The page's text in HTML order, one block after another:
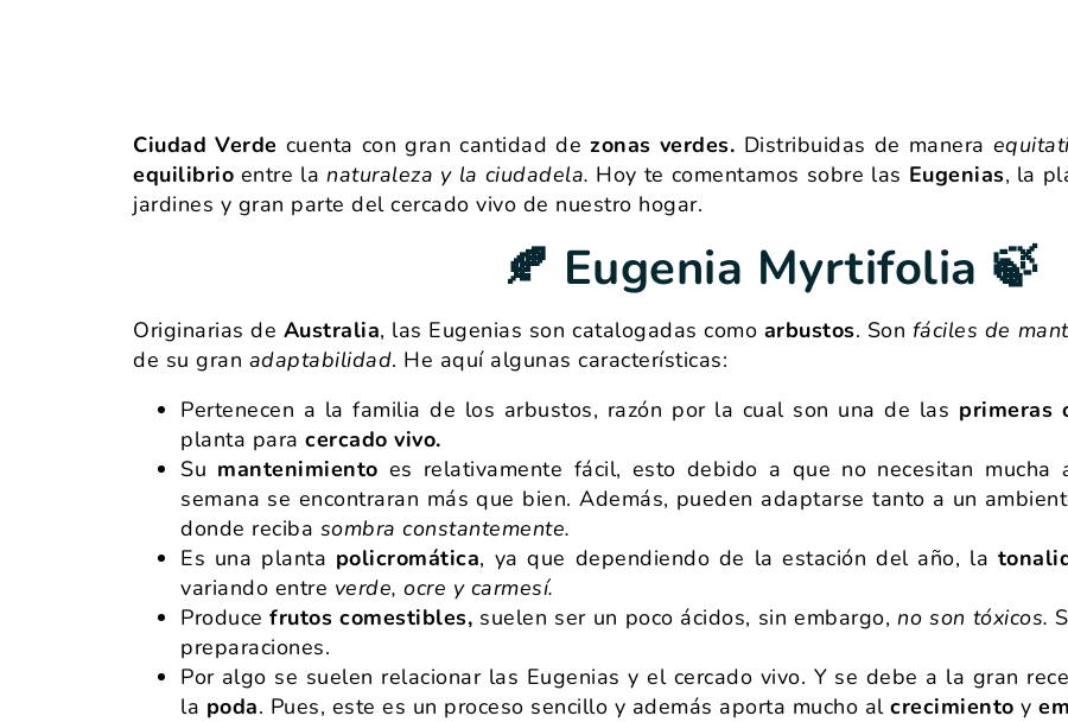
Ciudad Verde cuenta con gran cantidad de zonas verdes. Distribuidas de manera
equilibrio entre lanaturaleza y la ciudadela. Hoy te comentamos sobre las Eugenias, la
jardines y gran parte del cercado vivo de nuestro hogar.
🍂 Eugenia Myrtifolia 🍃
Originarias de Australia, las Eugenias son catalogadas como arbustos. Son fáciles de
de su gran adaptabilidad. He aquí algunas características:
Pertenecen a la familia de los arbustos, razón por la cual son una de las primeras
planta para cercado vivo.
Su mantenimiento es relativamente fácil, esto debido a que no necesitan mucha
semana se encontraran más que bien. Además, pueden adaptarse tanto a un
donde reciba sombra constantemente.
Es una planta policromática, ya que dependiendo de la estación del año, la
variando entre verde, ocre y carmesí.
Produce frutos comestibles, suelen ser un poco ácidos, sin embargo,no son tóxicos.
preparaciones.
Por algo se suelen relacionar las Eugenias y el cercado vivo. Y se debe a la gran
la poda. Pues, este es un proceso sencillo y además aporta mucho al crecimiento y